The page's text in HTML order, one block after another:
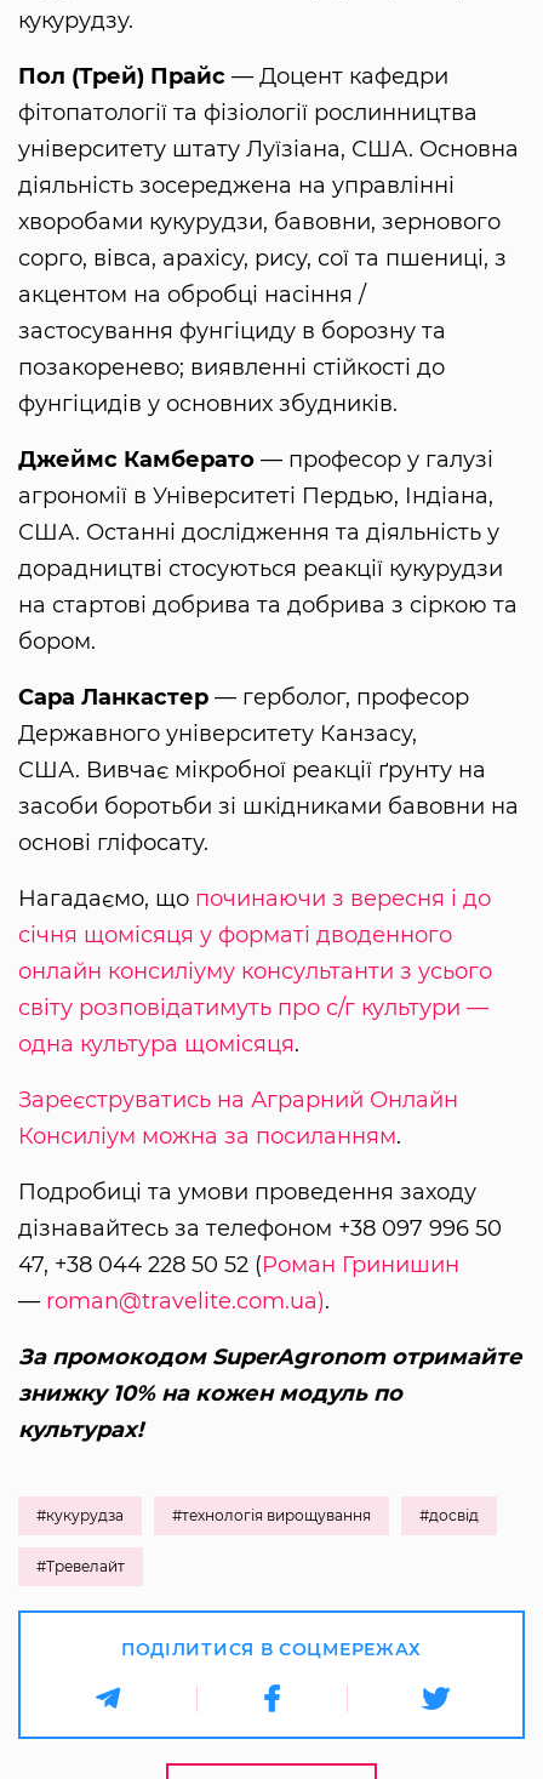
кукурудзу.
Пол (Трей) Прайс — Доцент кафедри
фітопатології та фізіології рослинництва
університету штату Луїзіана, США. Основна
діяльність зосереджена на управлінні
хворобами кукурудзи, бавовни, зернового
сорго, вівса, арахісу, рису, сої та пшениці, з
акцентом на обробці насіння /
застосування фунгіциду в борозну та
позакоренево; виявленні стійкості до
фунгіцидів у основних збудників.
Джеймс Камберато — професор у галузі
агрономії в Університеті Пердью, Індіана,
США. Останні дослідження та діяльність у
дорадництві стосуються реакції кукурудзи
на стартові добрива та добрива з сіркою та
бором.
Сара Ланкастер — герболог, професор
Державного університету Канзасу,
США. Вивчає мікробної реакції ґрунту на
засоби боротьби зі шкідниками бавовни на
основі гліфосату.
Нагадаємо, що починаючи з вересня і до
січня щомісяця у форматі дводенного
онлайн консиліуму консультанти з усього
світу розповідатимуть про с/г культури —
одна культура щомісяця.
Зареєструватись на Аграрний Онлайн
Консиліум можна за посиланням.
Подробиці та умови проведення заходу
дізнавайтесь за телефоном +38 097 996 50
47, +38 044 228 50 52 (Роман Гринишин
— roman@travelite.com.ua).
За промокодом SuperAgronom отримайте
знижку 10% на кожен модуль по
культурах!
#кукурудза #технологія вирощування #досвід
#Тревелайт
ПОДІЛИТИСЯ В СОЦМЕРЕЖАХ